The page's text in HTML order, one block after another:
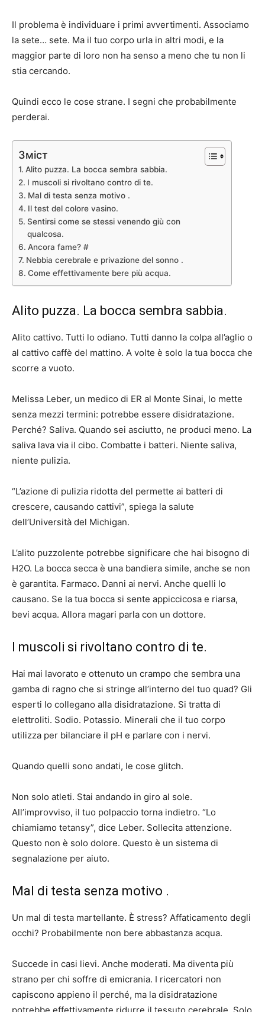
Il problema è individuare i primi avvertimenti. Associamo
la sete… sete. Ma il tuo corpo urla in altri modi, e la
maggior parte di loro non ha senso a meno che tu non li
stia cercando.
Quindi ecco le cose strane. I segni che probabilmente
perderai.
Зміст
Alito puzza. La bocca sembra sabbia.
I muscoli si rivoltano contro di te.
Mal di testa senza motivo .
Il test del colore vasino.
Sentirsi come se stessi venendo giù con
qualcosa.
Ancora fame? #
Nebbia cerebrale e privazione del sonno .
Come effettivamente bere più acqua.
Alito puzza. La bocca sembra sabbia.
Alito cattivo. Tutti lo odiano. Tutti danno la colpa all’aglio o
al cattivo caffè del mattino. A volte è solo la tua bocca che
scorre a vuoto.
Melissa Leber, un medico di ER al Monte Sinai, lo mette
senza mezzi termini: potrebbe essere disidratazione.
Perché? Saliva. Quando sei asciutto, ne produci meno. La
saliva lava via il cibo. Combatte i batteri. Niente saliva,
niente pulizia.
“L’azione di pulizia ridotta del permette ai batteri di
crescere, causando cattivi”, spiega la salute
dell’Università del Michigan.
L’alito puzzolente potrebbe significare che hai bisogno di
H2O. La bocca secca è una bandiera simile, anche se non
è garantita. Farmaco. Danni ai nervi. Anche quelli lo
causano. Se la tua bocca si sente appiccicosa e riarsa,
bevi acqua. Allora magari parla con un dottore.
I muscoli si rivoltano contro di te.
Hai mai lavorato e ottenuto un crampo che sembra una
gamba di ragno che si stringe all’interno del tuo quad? Gli
esperti lo collegano alla disidratazione. Si tratta di
elettroliti. Sodio. Potassio. Minerali che il tuo corpo
utilizza per bilanciare il pH e parlare con i nervi.
Quando quelli sono andati, le cose glitch.
Non solo atleti. Stai andando in giro al sole.
All’improvviso, il tuo polpaccio torna indietro. “Lo
chiamiamo tetansy”, dice Leber. Sollecita attenzione.
Questo non è solo dolore. Questo è un sistema di
segnalazione per aiuto.
Mal di testa senza motivo .
Un mal di testa martellante. È stress? Affaticamento degli
occhi? Probabilmente non bere abbastanza acqua.
Succede in casi lievi. Anche moderati. Ma diventa più
strano per chi soffre di emicrania. I ricercatori non
capiscono appieno il perché, ma la disidratazione